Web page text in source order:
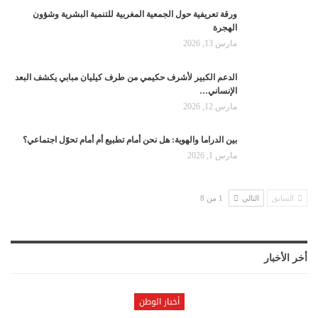
ورقة تعريفية حول الجمعية المغربية للتنمية البشرية وشؤون
الهجرة
مارس 13, 2026
الدعم الكبير لأشرف حكيمي من طرف كيليان مبابي يكشف البعد
الإنساني…
مارس 12, 2026
بين الدراما والهوية: هل نحن أمام تطبيع أم أمام تحوّل اجتماعي؟
مارس 1, 2026
السابق التالي 1 من 8
أخر الأخبار
أخبار الوطن